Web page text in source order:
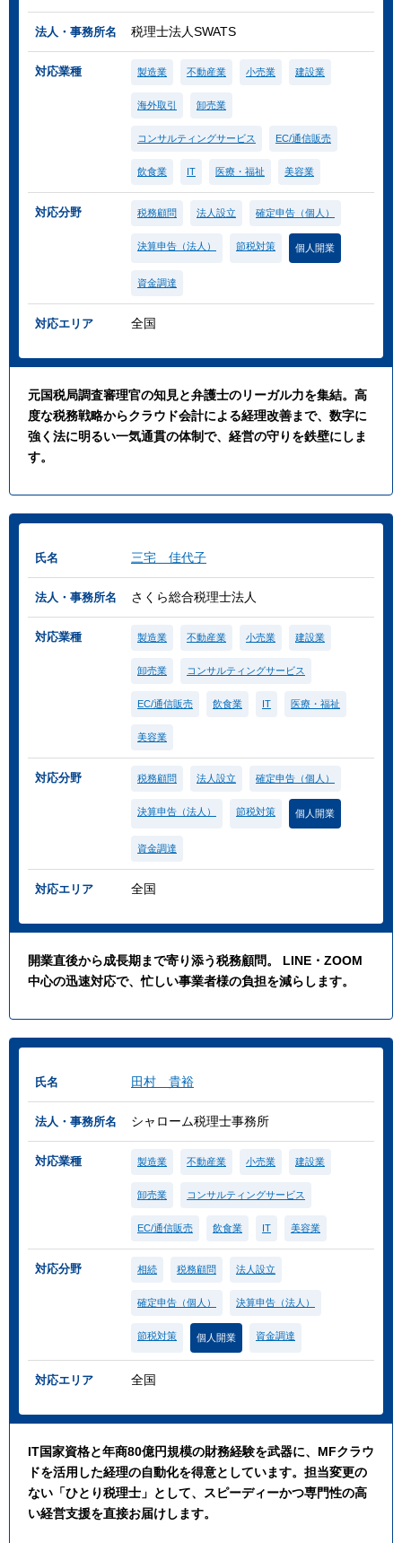
法人・事務所名 税理士法人SWATS
対応業種 製造業 不動産業 小売業 建設業
海外取引 卸売業
コンサルティングサービス EC/通信販売
飲食業 IT 医療・福祉 美容業
対応分野 税務顧問 法人設立 確定申告（個人）
決算申告（法人） 節税対策 個人開業
資金調達
対応エリア 全国
元国税局調査審理官の知見と弁護士のリーガル力を集結。高
度な税務戦略からクラウド会計による経理改善まで、数字に
強く法に明るい一気通貫の体制で、経営の守りを鉄壁にしま
す。
氏名 三宅 佳代子
法人・事務所名 さくら総合税理士法人
対応業種 製造業 不動産業 小売業 建設業
卸売業 コンサルティングサービス
EC/通信販売 飲食業 IT 医療・福祉
美容業
対応分野 税務顧問 法人設立 確定申告（個人）
決算申告（法人） 節税対策 個人開業
資金調達
対応エリア 全国
開業直後から成長期まで寄り添う税務顧問。 LINE・ZOOM
中心の迅速対応で、忙しい事業者様の負担を減らします。
氏名 田村 貴裕
法人・事務所名 シャローム税理士事務所
対応業種 製造業 不動産業 小売業 建設業
卸売業 コンサルティングサービス
EC/通信販売 飲食業 IT 美容業
対応分野 相続 税務顧問 法人設立
確定申告（個人） 決算申告（法人）
節税対策 個人開業 資金調達
対応エリア 全国
IT国家資格と年商80億円規模の財務経験を武器に、MFクラウ
ドを活用した経理の自動化を得意としています。担当変更の
ない「ひとり税理士」として、スピーディーかつ専門性の高
い経営支援を直接お届けします。